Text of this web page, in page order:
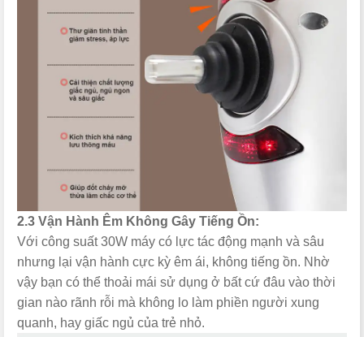
2.3 Vận Hành Êm Không Gây Tiếng Ồn:
Với công suất 30W máy có lực tác động mạnh và sâu
nhưng lại vận hành cực kỳ êm ái, không tiếng ồn. Nhờ
vậy bạn có thể thoải mái sử dụng ở bất cứ đâu vào thời
gian nào rãnh rỗi mà không lo làm phiền người xung
quanh, hay giấc ngủ của trẻ nhỏ.